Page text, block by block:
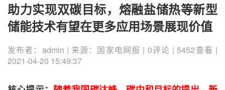
助力实现双碳目标，熔融盐储热等新型
储能技术有望在更多应用场景展现价值
发布者：admin | 来源：国家电网报 | 0评论 | 5452查看 |
2021-04-20 15:49:37